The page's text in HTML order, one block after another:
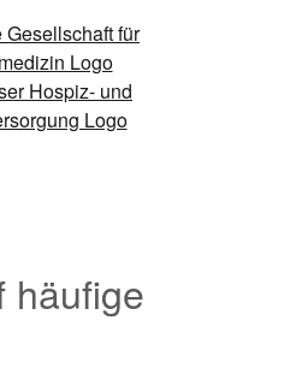
häufige